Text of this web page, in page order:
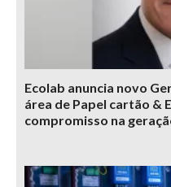
Ecolab anuncia novo
área de Papel cartão &
compromisso na